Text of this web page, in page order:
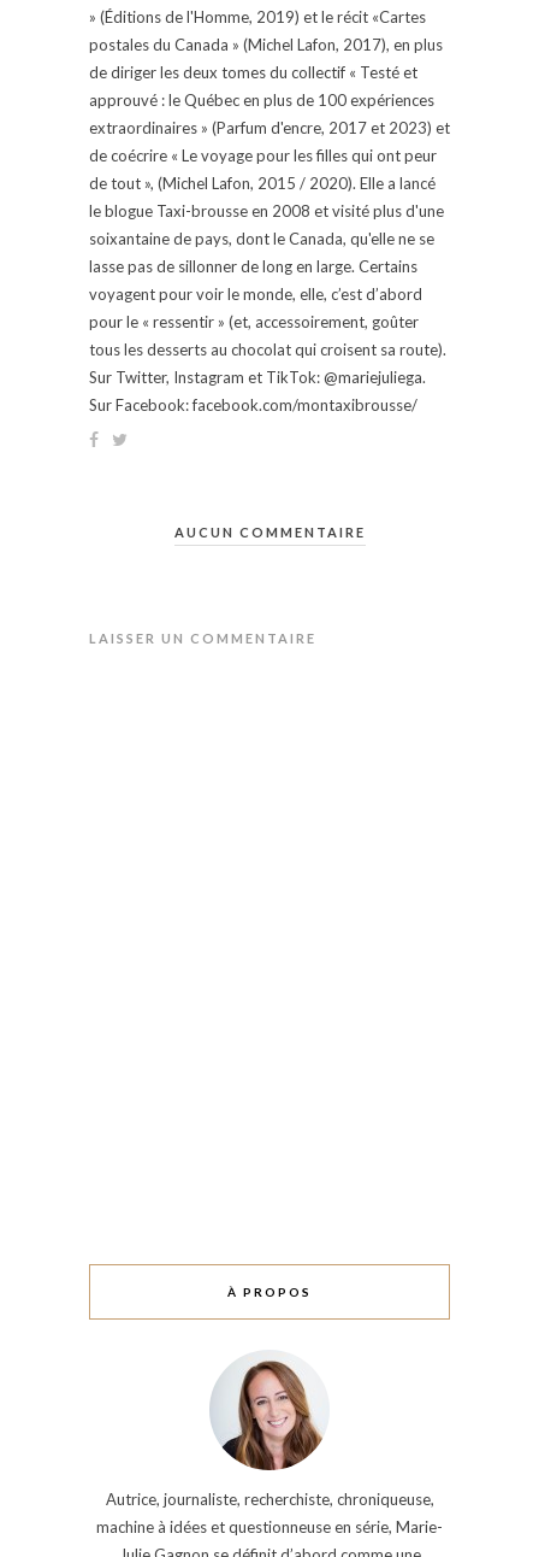
» (Éditions de l'Homme, 2019) et le récit «Cartes
postales du Canada » (Michel Lafon, 2017), en plus
de diriger les deux tomes du collectif « Testé et
approuvé : le Québec en plus de 100 expériences
extraordinaires » (Parfum d'encre, 2017 et 2023) et
de coécrire « Le voyage pour les filles qui ont peur
de tout », (Michel Lafon, 2015 / 2020). Elle a lancé
le blogue Taxi-brousse en 2008 et visité plus d'une
soixantaine de pays, dont le Canada, qu'elle ne se
lasse pas de sillonner de long en large. Certains
voyagent pour voir le monde, elle, c’est d’abord
pour le « ressentir » (et, accessoirement, goûter
tous les desserts au chocolat qui croisent sa route).
Sur Twitter, Instagram et TikTok: @mariejuliega.
Sur Facebook: facebook.com/montaxibrousse/
AUCUN COMMENTAIRE
LAISSER UN COMMENTAIRE
À PROPOS
Autrice, journaliste, recherchiste, chroniqueuse,
machine à idées et questionneuse en série, Marie-